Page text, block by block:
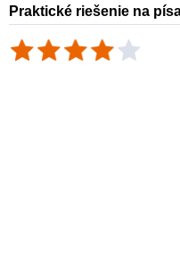
Praktické riešenie na